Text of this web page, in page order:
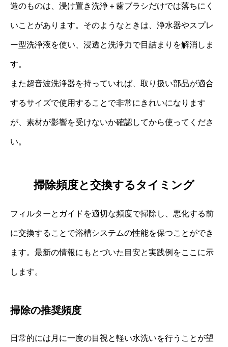
造のものは、浸け置き洗浄＋歯ブラシだけでは落ちにく
いことがあります。そのようなときは、浄水器やスプレ
ー型洗浄液を使い、浸透と洗浄力で目詰まりを解消しま
す。
また超音波洗浄器を持っていれば、取り扱い部品が適合
するサイズで使用することで非常にきれいになります
が、素材が影響を受けないか確認してから使ってくださ
い。
掃除頻度と交換するタイミング
フィルターとガイドを適切な頻度で掃除し、悪化する前
に交換することで浴槽システムの性能を保つことができ
ます。最新の情報にもとづいた目安と実践例をここに示
します。
掃除の推奨頻度
日常的には月に一度の目視と軽い水洗いを行うことが望